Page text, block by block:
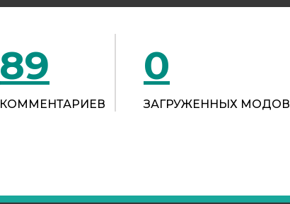
89
КОММЕНТАРИЕВ
0
ЗАГРУЖЕННЫХ МОДОВ